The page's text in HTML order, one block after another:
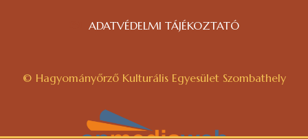
ADATVÉDELMI TÁJÉKOZTATÓ
© Hagyományőrző Kulturális Egyesület Szombathely